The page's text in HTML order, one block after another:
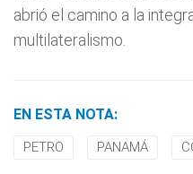
abrió el camino a la
multilateralismo.
EN ESTA NOTA:
PETRO PANAMÁ